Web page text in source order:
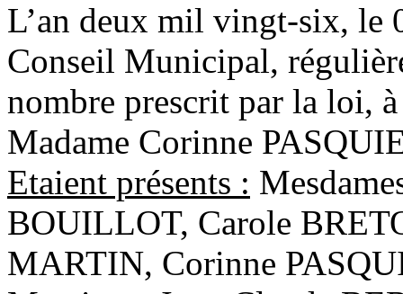
L’an deux mil vingt-six, le
Conseil Municipal,
nombre prescrit par la loi,
Madame Corinne
Etaient présents :
BOUILLOT, Carole
MARTIN, Corinne